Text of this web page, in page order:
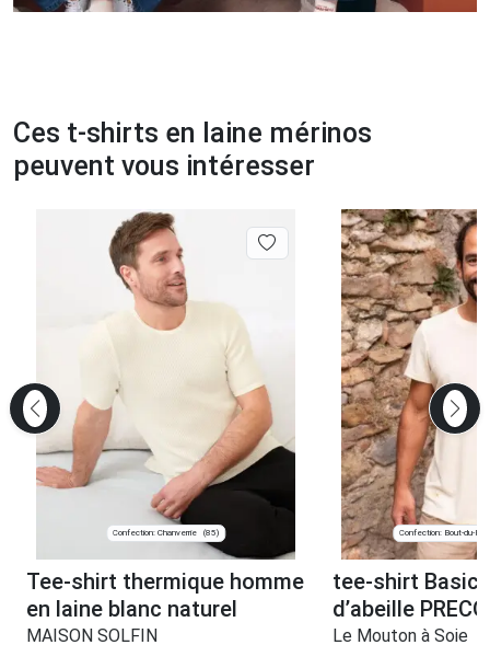
Ces t-shirts en laine mérinos
peuvent vous intéresser
Confection: Chanverrie (85)
Tee-shirt thermique homme
en laine blanc naturel
MAISON SOLFIN
Confection: Bout-du-
tee-shirt Basic
d’abeille
Le Mouton à Soie